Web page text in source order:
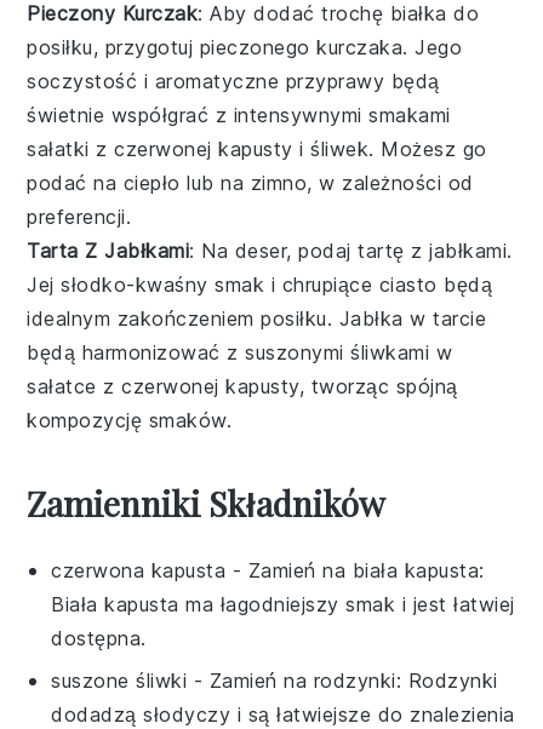
Pieczony Kurczak: Aby dodać trochę białka do
posiłku, przygotuj pieczonego kurczaka. Jego
soczystość i aromatyczne przyprawy będą
świetnie współgrać z intensywnymi smakami
sałatki z czerwonej kapusty i śliwek. Możesz go
podać na ciepło lub na zimno, w zależności od
preferencji.
Tarta Z Jabłkami: Na deser, podajtartę z jabłkami.
Jej słodko-kwaśny smak i chrupiące ciasto będą
idealnym zakończeniem posiłku. Jabłka w tarcie
będą harmonizować z suszonymi śliwkami w
sałatce z czerwonej kapusty, tworząc spójną
kompozycję smaków.
Zamienniki Składników
czerwona kapusta - Zamień na biała kapusta:
Biała kapusta ma łagodniejszy smak i jest łatwiej
dostępna.
suszone śliwki - Zamień na rodzynki: Rodzynki
dodadzą słodyczy i są łatwiejsze do znalezienia